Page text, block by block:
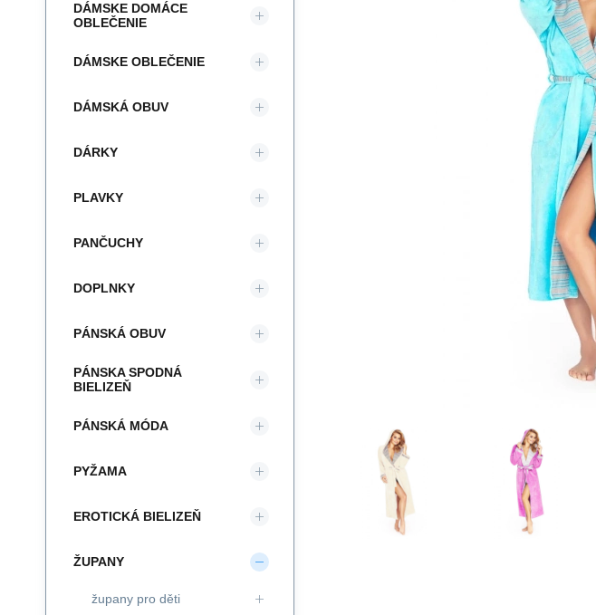
DÁMSKE DOMÁCE
OBLEČENIE
DÁMSKE OBLEČENIE
DÁMSKÁ OBUV
DÁRKY
PLAVKY
PANČUCHY
DOPLNKY
PÁNSKÁ OBUV
PÁNSKA SPODNÁ
BIELIZEŇ
PÁNSKÁ MÓDA
PYŽAMA
EROTICKÁ BIELIZEŇ
ŽUPANY
župany pro děti